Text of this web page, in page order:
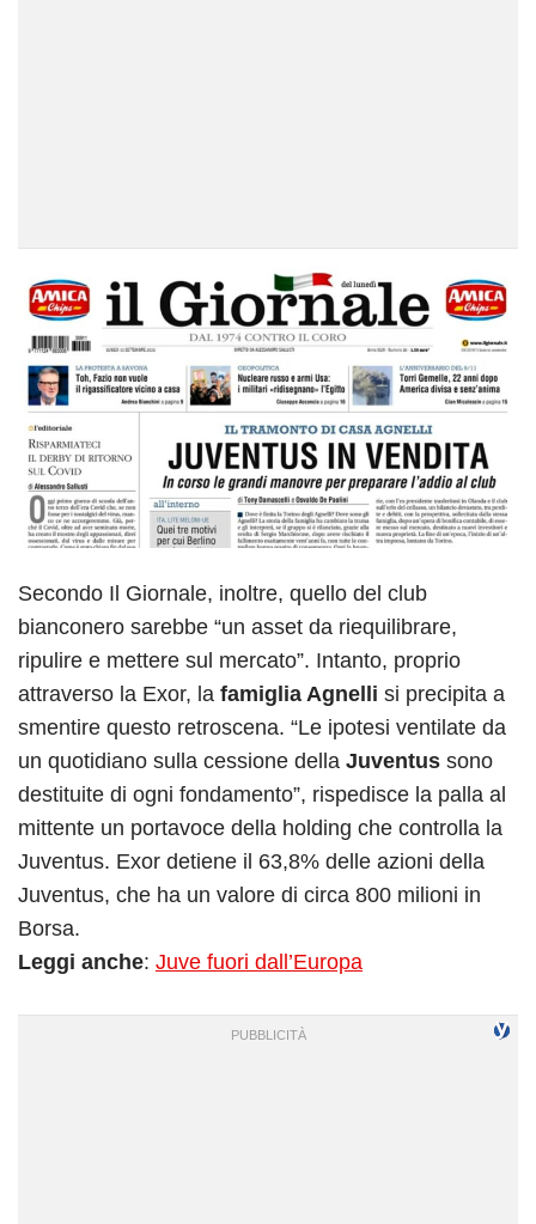
Secondo Il Giornale, inoltre, quello del club
bianconero sarebbe “un asset da riequilibrare,
ripulire e mettere sul mercato”. Intanto, proprio
attraverso la Exor, la famiglia Agnelli si precipita a
smentire questo retroscena. “Le ipotesi ventilate da
un quotidiano sulla cessione della Juventus sono
destituite di ogni fondamento”, rispedisce la palla al
mittente un portavoce della holding che controlla la
Juventus. Exor detiene il 63,8% delle azioni della
Juventus, che ha un valore di circa 800 milioni in
Borsa.
Leggi anche: Juve fuori dall’Europa